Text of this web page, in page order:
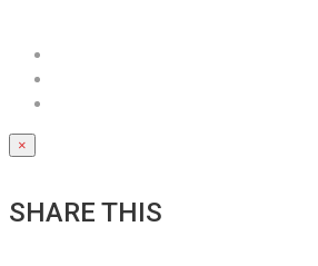
×
SHARE THIS